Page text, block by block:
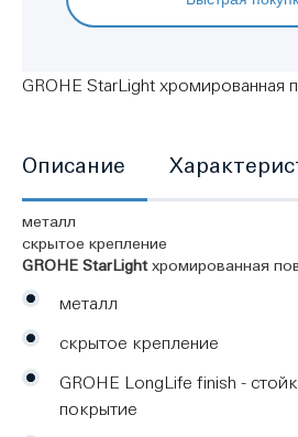
GROHE StarLight хромированная
Описание
металл
скрытое крепление
GROHE StarLightхромированная
металл
скрытое крепление
GROHE LongLife finish -
покрытие